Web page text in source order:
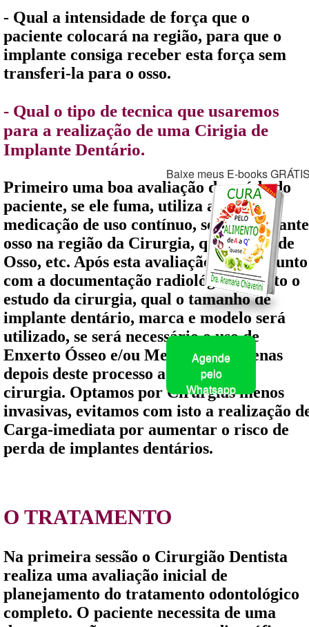
Baixe meus E-books
Agende
pelo
Whatsapp
- Qual a intensidade de força que o
paciente colocará na região, para que o
implante consiga receber esta força sem
transferi-la para o osso.
- Qual o tipo de tecnica que usaremos
para a realização de uma Cirigia de
Implante Dentário.
Primeiro uma boa avaliação da saúde do
paciente, se ele fuma, utiliza alguma
medicação de uso contínuo, se tem bastante
osso na região da Cirurgia, qual o tipo de
Osso, etc. Após esta avaliação, em conjunto
com a documentação radiológica, é feito o
estudo da cirurgia, qual o tamanho de
implante dentário, marca e modelo será
utilizado, se será necessário o uso de
Enxerto Ósseo e/ou Membrana. Apenas
depois deste processo agendamos a
cirurgia. Optamos por Cirurgias menos
invasivas, evitamos com isto a realização
Carga-imediata por aumentar o risco de
perda de implantes dentários.
O TRATAMENTO
Na primeira sessão o Cirurgião Dentista
realiza uma avaliação inicial de
planejamento do tratamento odontológico
completo. O paciente necessita de uma